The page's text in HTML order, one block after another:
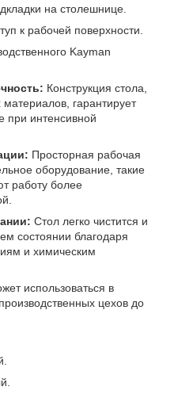
на столешнице.
к рабочей поверхности.
Kayman
Конструкция стола,
гарантирует
при интенсивной
Просторная рабочая
оборудование, такие
работу более
Стол легко чистится и
состоянии благодаря
и химическим
использоваться в
цехов до